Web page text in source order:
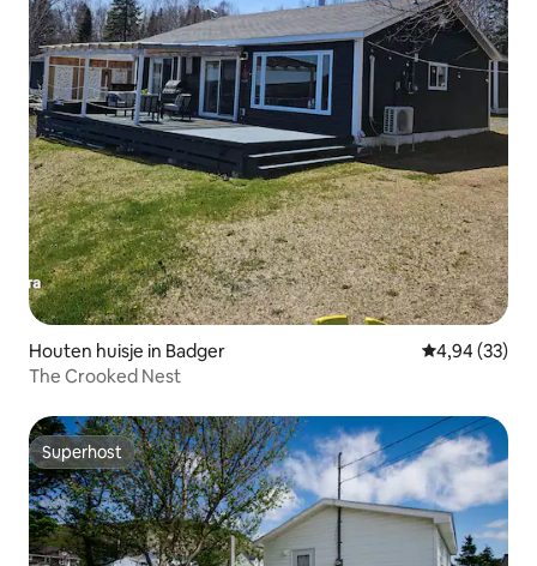
Houten huisje in Badger Gemiddelde
4,94 (33)
The Crooked Nest
Superhost
Superhost